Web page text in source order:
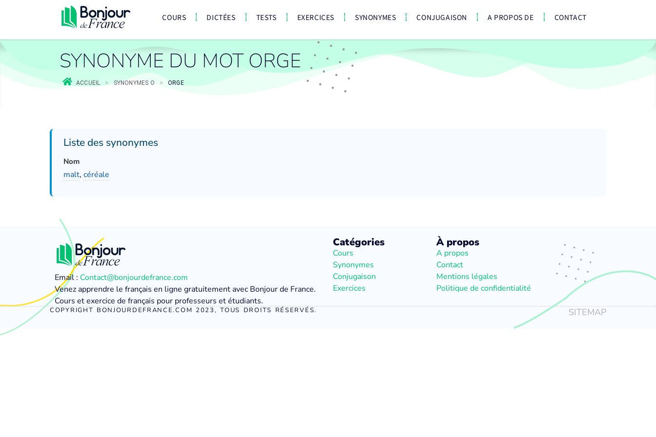
COURS DICTÉES TESTS EXERCICES SYNONYMES CONJUGAISON A PROPOS DE CONTACT
SYNONYME DU MOT ORGE
ACCUEIL > SYNONYMES O > ORGE
Liste des synonymes
Nom
malt, céréale
Email : Contact@bonjourdefrance.com
Venez apprendre le français en ligne gratuitement avec Bonjour de France.
Cours et exercice de français pour professeurs et étudiants.
Catégories
Cours
Synonymes
Conjugaison
Exercices
À propos
A propos
Contact
Mentions légales
Politique de confidentialité
COPYRIGHT BONJOURDEFRANCE.COM 2023, TOUS DROITS RÉSERVÉS. SITEMAP